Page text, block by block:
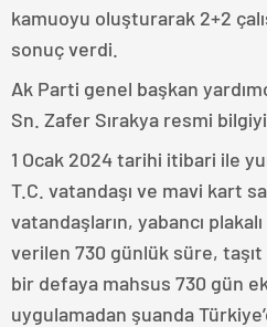
kamuoyu oluşturarak 2+2
sonuç verdi.
Ak Parti genel başkan
Sn. Zafer Sırakya resmi bilgiyi
1 Ocak 2024 tarihi itibari ile
T.C. vatandaşı ve mavi kart
vatandaşların, yabancı
verilen 730 günlük süre, taşıt
bir defaya mahsus 730 gün
uygulamadan şuanda